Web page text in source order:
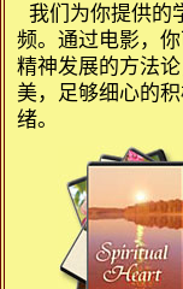
我们为你提供的
频。通过电影，你
精神发展的方法
美，足够细心的
绪。